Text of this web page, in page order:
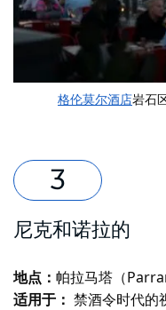
格伦莫尔酒店岩石
尼克和诺拉的
地点： 帕拉马塔（
适用于： 禁酒令时代的